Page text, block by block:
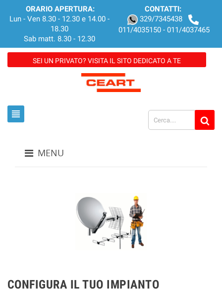
ORARIO APERTURA:
Lun - Ven 8.30 - 12.30 e 14.00 -
18.30
Sab matt. 8.30 - 12.30
CONTATTI:
329/7345438
011/4035150 - 011/4037465
SEI UN PRIVATO? VISITA IL SITO DEDICATO A TE
view_headline
MENU
CONFIGURA IL TUO IMPIANTO